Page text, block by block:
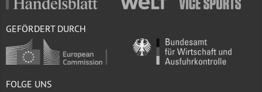
GEFÖRDERT DURCH
FOLGE UNS